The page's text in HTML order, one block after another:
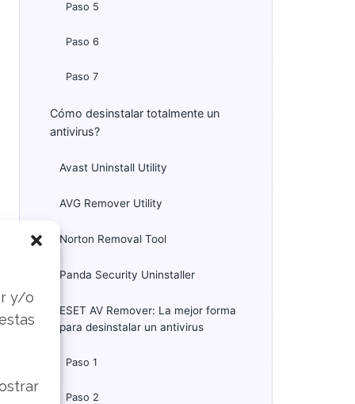
y/o
Paso 5
Paso 6
Paso 7
Cómo desinstalar totalmente un
antivirus?
Avast Uninstall Utility
AVG Remover Utility
Norton Removal Tool
Panda Security Uninstaller
ESET AV Remover: La mejor forma
para desinstalar un antivirus
Paso 1
Paso 2